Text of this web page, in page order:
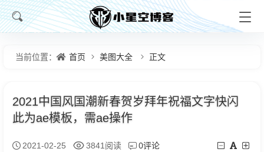
当前位置： 首页 美图大全 正文
2021中国风国潮新春贺岁拜年祝福文字快闪
此为ae模板，需ae操作
2021-02-25 3841阅读 0评论